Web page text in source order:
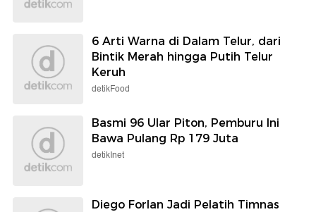
6 Arti Warna di Dalam Telur, dari
Bintik Merah hingga Putih Telur
Keruh
detikFood
Basmi 96 Ular Piton, Pemburu Ini
Bawa Pulang Rp 179 Juta
detikInet
Diego Forlan Jadi Pelatih Timnas